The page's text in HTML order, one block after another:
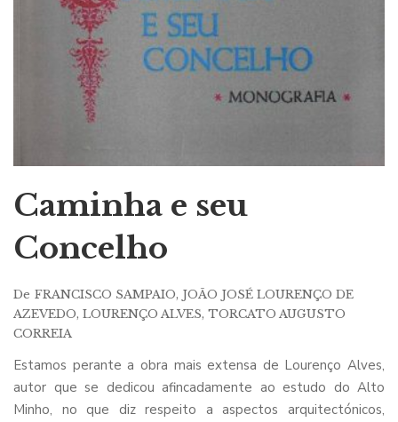
Caminha e seu
Concelho
De FRANCISCO SAMPAIO, JOÃO JOSÉ LOURENÇO DE
AZEVEDO, LOURENÇO ALVES, TORCATO AUGUSTO
CORREIA
Estamos perante a obra mais extensa de Lourenço Alves,
autor que se dedicou afincadamente ao estudo do Alto
Minho, no que diz respeito a aspectos arquitectónicos,